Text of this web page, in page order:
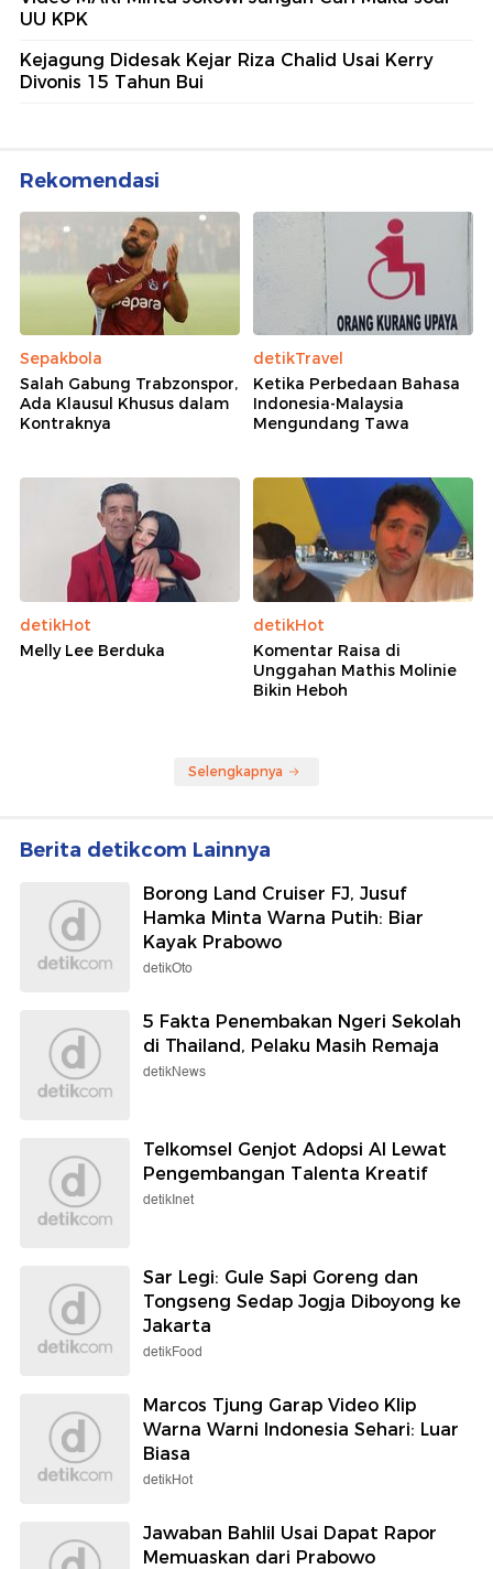
UU KPK
Kejagung Didesak Kejar Riza Chalid Usai Kerry
Divonis 15 Tahun Bui
Rekomendasi
Sepakbola
Salah Gabung Trabzonspor,
Ada Klausul Khusus dalam
Kontraknya
detikTravel
Ketika Perbedaan Bahasa
Indonesia-Malaysia
Mengundang Tawa
detikHot
Melly Lee Berduka
detikHot
Komentar Raisa di
Unggahan Mathis Molinie
Bikin Heboh
Selengkapnya
Berita detikcom Lainnya
Borong Land Cruiser FJ, Jusuf
Hamka Minta Warna Putih: Biar
Kayak Prabowo
detikOto
5 Fakta Penembakan Ngeri Sekolah
di Thailand, Pelaku Masih Remaja
detikNews
Telkomsel Genjot Adopsi AI Lewat
Pengembangan Talenta Kreatif
detikInet
Sar Legi: Gule Sapi Goreng dan
Tongseng Sedap Jogja Diboyong ke
Jakarta
detikFood
Marcos Tjung Garap Video Klip
Warna Warni Indonesia Sehari: Luar
Biasa
detikHot
Jawaban Bahlil Usai Dapat Rapor
Memuaskan dari Prabowo